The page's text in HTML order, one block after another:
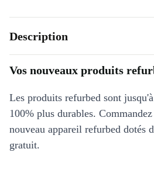
Description
Vos nouveaux produits
Les produits refurbed sont
100% plus durables.
nouveau appareil refurbed dotés
gratuit.